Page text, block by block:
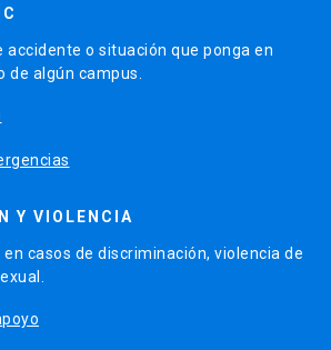
accidente o situación que ponga en
de algún campus.
Y VIOLENCIA
casos de discriminación, violencia de